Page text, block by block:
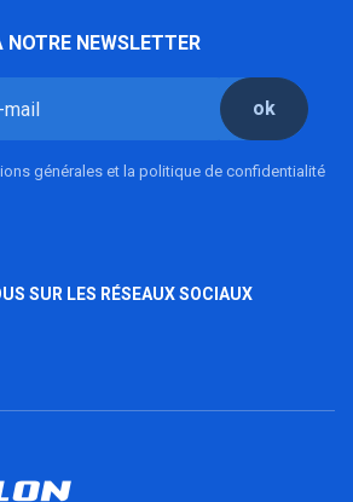
NOTRE NEWSLETTER
ok
générales et la politique de confidentialité
SUR LES RÉSEAUX SOCIAUX